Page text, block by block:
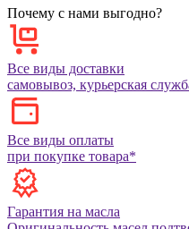
Почему с нами выгодно?
Все виды доставки
самовывоз, курьерская
Все виды оплаты
при покупке товара*
Гарантия на масла